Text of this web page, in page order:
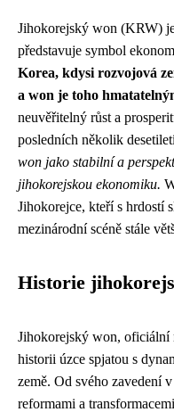
Jihokorejský won (KRW)
představuje symbol
Korea, kdysi rozvojová
a won je toho
neuvěřitelný růst a
posledních několik
won jako stabilní a
jihokorejskou ekonomiku.
Jihokorejce, kteří s hrdostí
mezinárodní scéně stále
Historie
Jihokorejský won, oficiální
historii úzce spjatou s
země. Od svého zavedení
reformami a